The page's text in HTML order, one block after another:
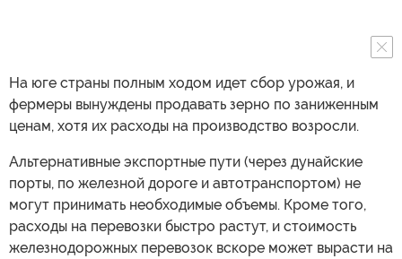
На юге страны полным ходом идет сбор урожая, и
фермеры вынуждены продавать зерно по заниженным
ценам, хотя их расходы на производство возросли.
Альтернативные экспортные пути (через дунайские
порты, по железной дороге и автотранспортом) не
могут принимать необходимые объемы. Кроме того,
расходы на перевозки быстро растут, и стоимость
железнодорожных перевозок вскоре может вырасти на